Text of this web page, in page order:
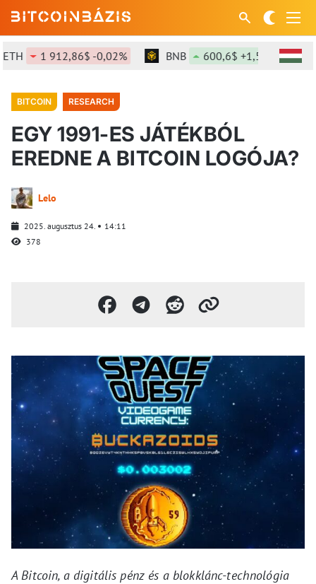
1 912,86$ -0,02% BNB 600,6$ +1,53%
BITCOIN RESEARCH
EGY 1991-ES JÁTÉKBÓL
EREDNE A BITCOIN LOGÓJA?
Lelo
2025. augusztus 24.
14:11
378
A Bitcoin, a digitális pénz és a blokklánc-technológia